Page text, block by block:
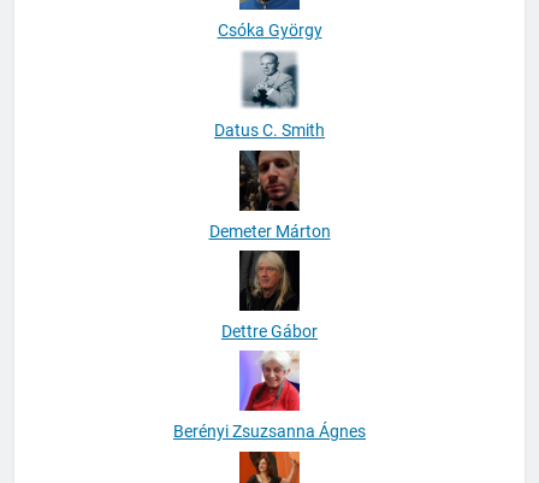
Csóka György
Datus C. Smith
Demeter Márton
Dettre Gábor
Berényi Zsuzsanna Ágnes